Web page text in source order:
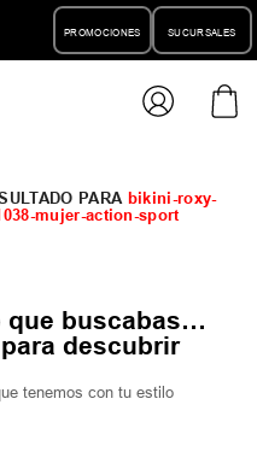
PROMOCIONES SUCURSALES
bikini-roxy-
mujer-action-sport
que buscabas…
descubrir
tenemos con tu estilo